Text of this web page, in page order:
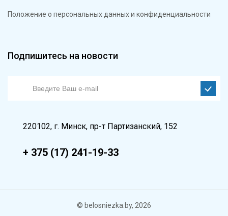
Положение о персональных данных и конфиденциальности
Подпишитесь на новости
220102, г. Минск, пр-т Партизанский, 152
+ 375 (17) 241-19-33
© belosniezka.by, 2026